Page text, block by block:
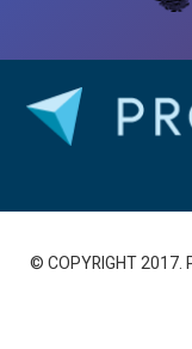
© COPYRIGHT 2017.